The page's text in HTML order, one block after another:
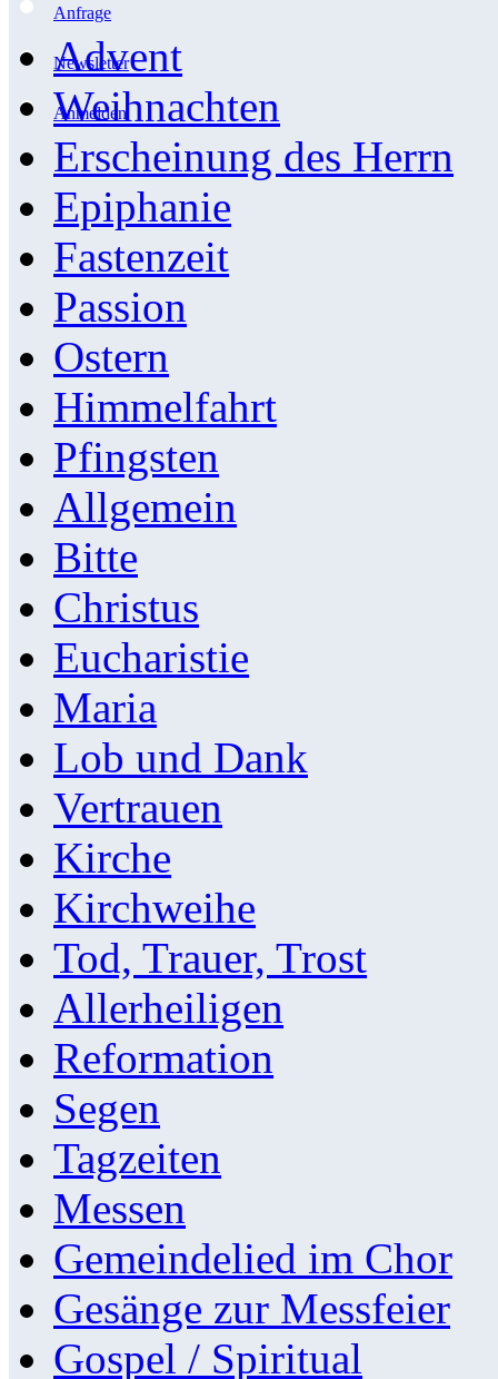
Anfrage
Newsletter
Anmelden
Advent
Weihnachten
Erscheinung des Herrn
Epiphanie
Fastenzeit
Passion
Ostern
Himmelfahrt
Pfingsten
Allgemein
Bitte
Christus
Eucharistie
Maria
Lob und Dank
Vertrauen
Kirche
Kirchweihe
Tod, Trauer, Trost
Allerheiligen
Reformation
Segen
Tagzeiten
Messen
Gemeindelied im Chor
Gesänge zur Messfeier
Gospel / Spiritual